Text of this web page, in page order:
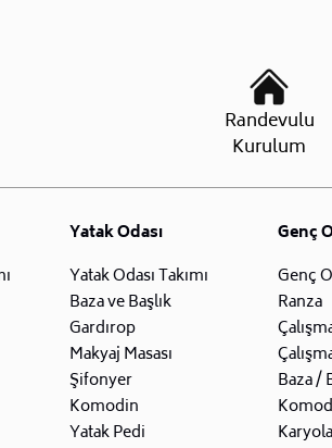
Randevulu
Kurulum
Yatak Odası
Yatak Odası Takımı
Baza ve Başlık
Gardırop
Makyaj Masası
Şifonyer
Komodin
Yatak Pedi
Genç
Genç
Ranza
Baza /